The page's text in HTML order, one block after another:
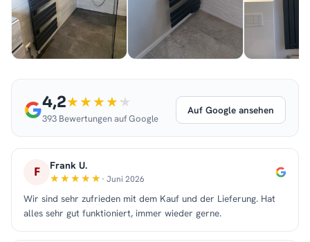
4,2
393 Bewertungen auf Google
Auf Google ansehen
F Frank U.
· Juni 2026
Wir sind sehr zufrieden mit dem Kauf und der Lieferung. Hat
alles sehr gut funktioniert, immer wieder gerne.